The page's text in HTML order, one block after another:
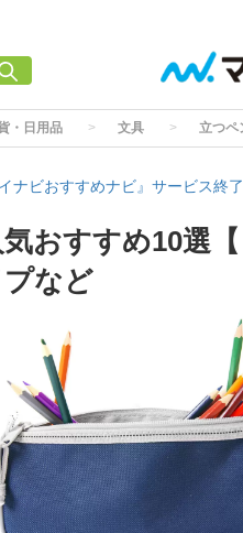
・日用品 文具 立つペ
イナビおすすめナビ』サービス終
おすすめ10選
など